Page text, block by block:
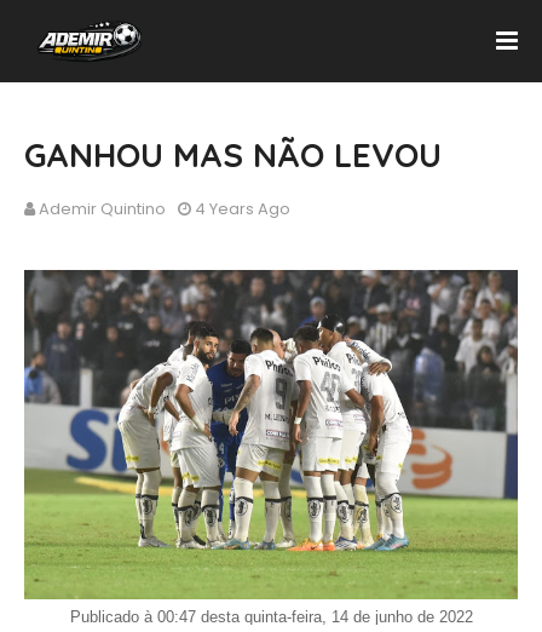
GANHOU MAS NÃO LEVOU
Ademir Quintino 4 Years Ago
Publicado à 00:47 desta quinta-feira, 14 de junho de 2022